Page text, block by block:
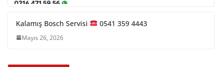
Kalamış Bosch Servisi 0541 359 4443
Mayıs 26, 2026